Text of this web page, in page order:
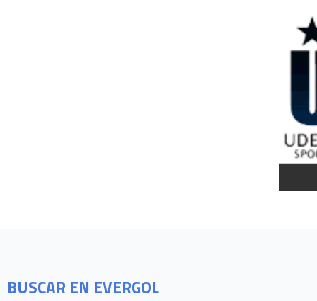
BUSCAR EN EVERGOL